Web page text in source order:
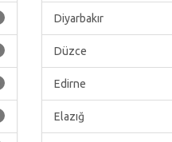
Diyarbakır
Düzce
Edirne
Elazığ